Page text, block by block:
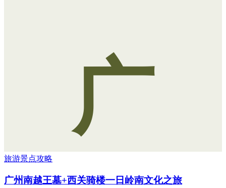
广
旅游景点攻略
广州南越王墓+西关骑楼一日岭南文化之旅